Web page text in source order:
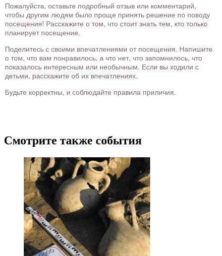
Пожалуйста, оставьте подробный отзыв или комментарий,
чтобы другим людям было проще принять решение по поводу
посещения! Расскажите о том, что стоит знать тем, кто только
планирует посещение.
Поделитесь с своими впечатлениями от посещения. Напишите
о том, что вам понравилось, а что нет, что запомнилось, что
показалось интересным или необычным. Если вы ходили с
детьми, расскажите об их впечатлениях.
Будьте корректны, и соблюдайте правила приличия.
Смотрите также события